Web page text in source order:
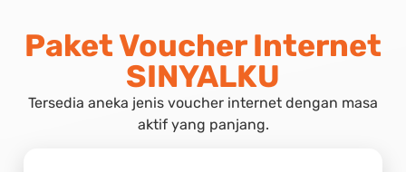
Paket Voucher Internet
SINYALKU
Tersedia aneka jenis voucher internet dengan masa
aktif yang panjang.